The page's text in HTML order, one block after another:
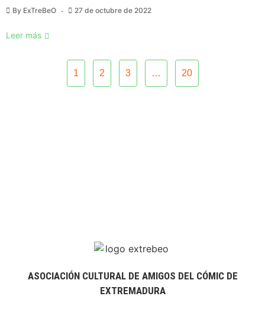
By ExTreBeO 27 de octubre de 2022
Leer más
1 2 3 … 20
ASOCIACIÓN CULTURAL DE AMIGOS DEL CÓMIC DE
EXTREMADURA